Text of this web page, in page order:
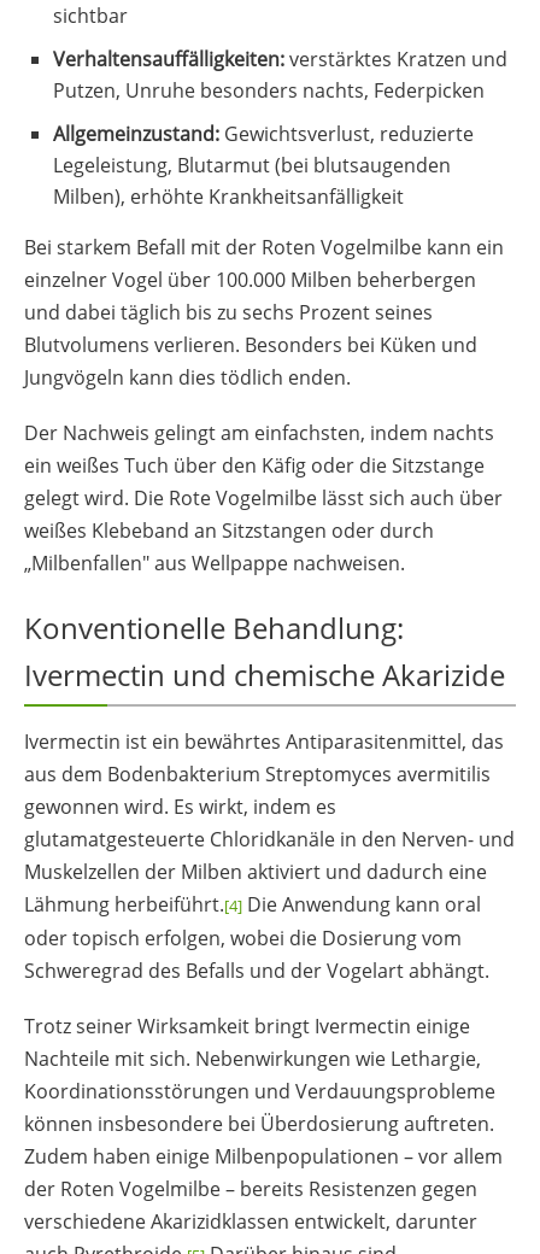
sichtbar
Verhaltensauffälligkeiten:verstärktes Kratzen und
Putzen, Unruhe besonders nachts, Federpicken
Allgemeinzustand: Gewichtsverlust, reduzierte
Legeleistung, Blutarmut (bei blutsaugenden
Milben), erhöhte Krankheitsanfälligkeit
Bei starkem Befall mit der Roten Vogelmilbe kann ein
einzelner Vogel über 100.000 Milben beherbergen
und dabei täglich bis zu sechs Prozent seines
Blutvolumens verlieren. Besonders bei Küken und
Jungvögeln kann dies tödlich enden.
Der Nachweis gelingt am einfachsten, indem nachts
ein weißes Tuch über den Käfig oder die Sitzstange
gelegt wird. Die Rote Vogelmilbe lässt sich auch über
weißes Klebeband an Sitzstangen oder durch
„Milbenfallen" aus Wellpappe nachweisen.
Konventionelle Behandlung:
Ivermectin und chemische Akarizide
Ivermectin ist ein bewährtes Antiparasitenmittel, das
aus dem Bodenbakterium Streptomyces avermitilis
gewonnen wird. Es wirkt, indem es
glutamatgesteuerte Chloridkanäle in den Nerven- und
Muskelzellen der Milben aktiviert und dadurch eine
Lähmung herbeiführt.[4] Die Anwendung kann oral
oder topisch erfolgen, wobei die Dosierung vom
Schweregrad des Befalls und der Vogelart abhängt.
Trotz seiner Wirksamkeit bringt Ivermectin einige
Nachteile mit sich. Nebenwirkungen wie Lethargie,
Koordinationsstörungen und Verdauungsprobleme
können insbesondere bei Überdosierung auftreten.
Zudem haben einige Milbenpopulationen – vor allem
der Roten Vogelmilbe – bereits Resistenzen gegen
verschiedene Akarizidklassen entwickelt, darunter